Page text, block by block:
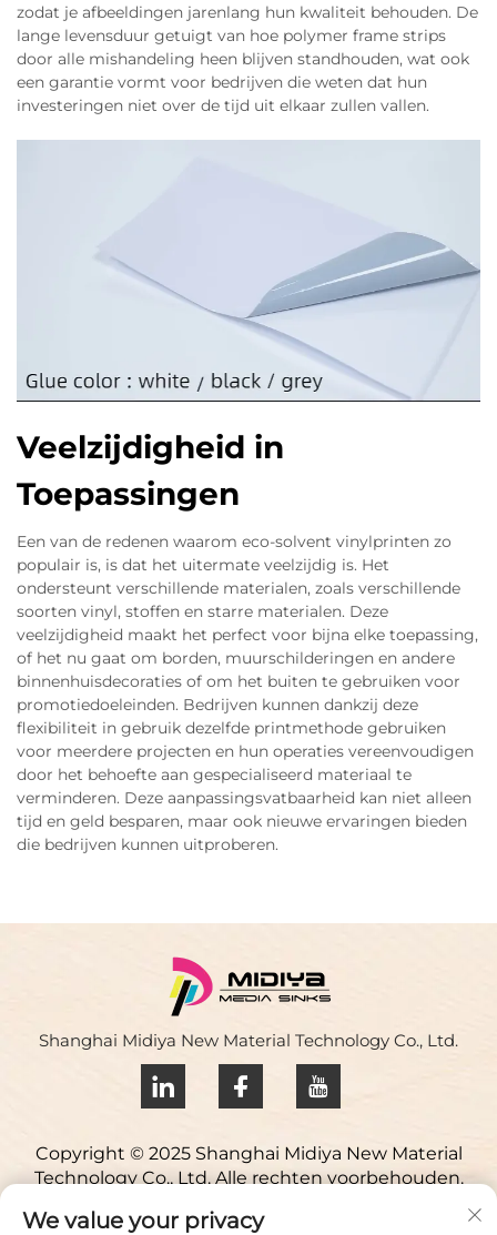
zodat je afbeeldingen jarenlang hun kwaliteit behouden. De
lange levensduur getuigt van hoe polymer frame strips
door alle mishandeling heen blijven standhouden, wat ook
een garantie vormt voor bedrijven die weten dat hun
investeringen niet over de tijd uit elkaar zullen vallen.
Veelzijdigheid in
Toepassingen
Een van de redenen waarom eco-solvent vinylprinten zo
populair is, is dat het uitermate veelzijdig is. Het
ondersteunt verschillende materialen, zoals verschillende
soorten vinyl, stoffen en starre materialen. Deze
veelzijdigheid maakt het perfect voor bijna elke toepassing,
of het nu gaat om borden, muurschilderingen en andere
binnenhuisdecoraties of om het buiten te gebruiken voor
promotiedoeleinden. Bedrijven kunnen dankzij deze
flexibiliteit in gebruik dezelfde printmethode gebruiken
voor meerdere projecten en hun operaties vereenvoudigen
door het behoefte aan gespecialiseerd materiaal te
verminderen. Deze aanpassingsvatbaarheid kan niet alleen
tijd en geld besparen, maar ook nieuwe ervaringen bieden
die bedrijven kunnen uitproberen.
Shanghai Midiya New Material Technology Co., Ltd.
Copyright © 2025 Shanghai Midiya New Material
Technology Co., Ltd. Alle rechten voorbehouden.
Privacybeleid
We value your privacy